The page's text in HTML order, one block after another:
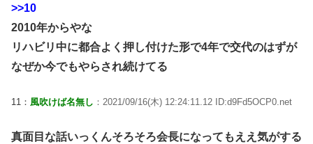
>>10
2010年からやな
リハビリ中に都合よく押し付けた形で4年で交代のはずが
なぜか今でもやらされ続けてる
11： 風吹けば名無し ：2021/09/16(木) 12:24:11.12 ID:d9Fd5OCP0.net
真面目な話いっくんそろそろ会長になってもええ気がする